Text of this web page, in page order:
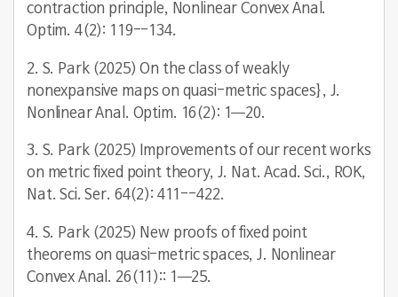
contraction principle, Nonlinear Convex Anal.
Optim. 4(2): 119--134.
2. S. Park (2025) On the class of weakly
nonexpansive maps on quasi-metric spaces}, J.
Nonlinear Anal. Optim. 16(2): 1—20.
3. S. Park (2025) Improvements of our recent works
on metric fixed point theory, J. Nat. Acad. Sci., ROK,
Nat. Sci. Ser. 64(2): 411--422.
4. S. Park (2025) New proofs of fixed point
theorems on quasi-metric spaces, J. Nonlinear
Convex Anal. 26(11):: 1—25.